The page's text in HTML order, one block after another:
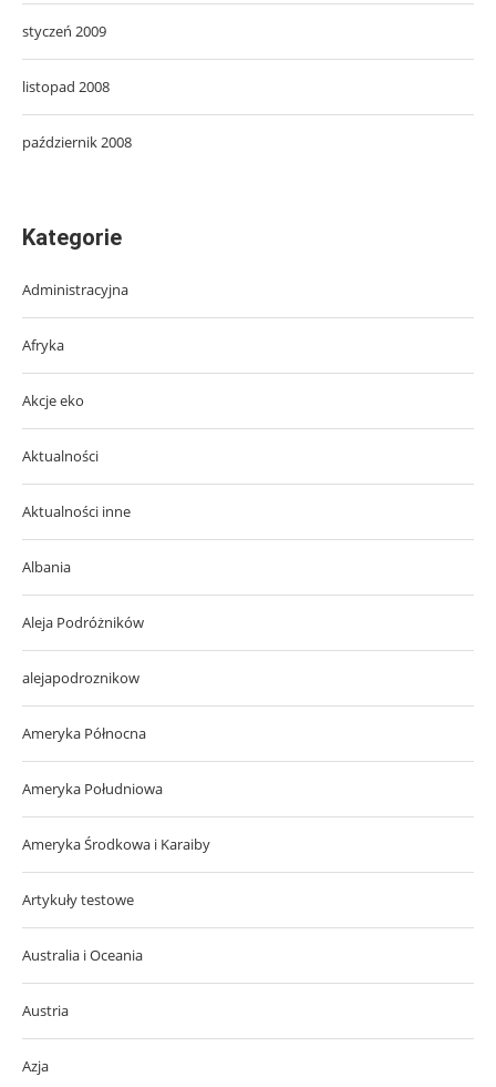
styczeń 2009
listopad 2008
październik 2008
Kategorie
Administracyjna
Afryka
Akcje eko
Aktualności
Aktualności inne
Albania
Aleja Podróżników
alejapodroznikow
Ameryka Północna
Ameryka Południowa
Ameryka Środkowa i Karaiby
Artykuły testowe
Australia i Oceania
Austria
Azja